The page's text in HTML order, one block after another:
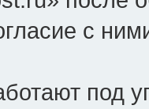
с
под